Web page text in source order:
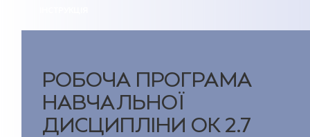
РОБОЧА ПРОГРАМА
НАВЧАЛЬНОЇ
ДИСЦИПЛІНИ ОК 2.7